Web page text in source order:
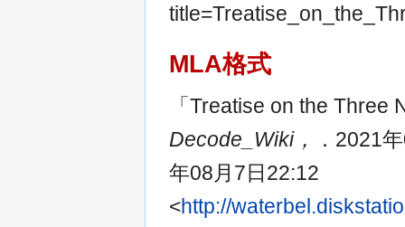
MLA格式
「Treatise on the Three
Decode_Wiki，
．2021
年08月7日22:12
<http://